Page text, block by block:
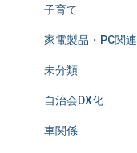
子育て
家電製品・PC関連
未分類
自治会DX化
車関係